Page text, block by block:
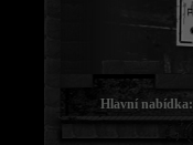
Hlavní nabídka: